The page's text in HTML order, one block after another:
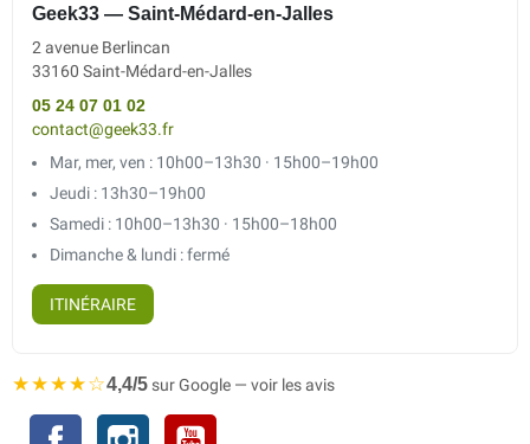
Geek33 — Saint-Médard-en-Jalles
2 avenue Berlincan
33160 Saint-Médard-en-Jalles
05 24 07 01 02
contact@geek33.fr
Mar, mer, ven : 10h00–13h30 · 15h00–19h00
Jeudi : 13h30–19h00
Samedi : 10h00–13h30 · 15h00–18h00
Dimanche & lundi : fermé
ITINÉRAIRE
★★★★☆4,4/5sur Google — voir les avis
Facebook Instagram